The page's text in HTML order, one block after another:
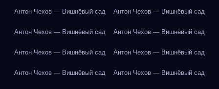
Антон Чехов — Вишнёвый сад Антон Чехов — Вишнёвый сад
Антон Чехов — Вишнёвый сад Антон Чехов — Вишнёвый сад
Антон Чехов — Вишнёвый сад Антон Чехов — Вишнёвый сад
Антон Чехов — Вишнёвый сад Антон Чехов — Вишнёвый сад